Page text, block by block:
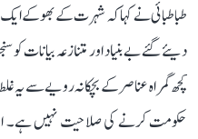
طباطبائی نے کہا کہ شہرت کے بھوکے
دیئے گئے بے بنیاد اور متنازعہ بیانات
کچھ گمراہ عناصر کے بچکانہ رویے سے یہ
حکومت کرنے کی صلاحیت نہیں ہے۔